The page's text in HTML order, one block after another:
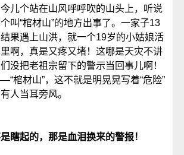
个站在山风呼呼吹的山头上，听说
叫“棺材山”的地方出事了。一家子13
果遇上山洪，就一个19岁的小姑娘活
啊，真是又疼又堵！这哪是天灾不讲
没把老祖宗留下的警示当回事儿啊！
棺材山”，这不就是明晃晃写着“危险”
人当耳旁风。
瞎起的，那是血泪换来的警报！